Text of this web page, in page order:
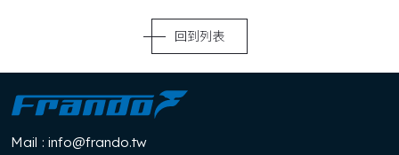
回到列表
Mail : info@frando.tw